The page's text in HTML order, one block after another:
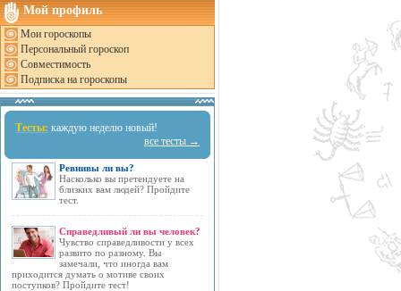
Мой профиль
Мои гороскопы
Персональный гороскоп
Совместимость
Подписка на гороскопы
Тесты: каждую неделю новый!
все тесты →
Ревнивы ли вы?
Насколько вы претендуете на
близких вам людей? Пройдите
тест.
Справедливый ли вы человек?
Чувство справедливости у всех
развито по разному. Вы
замечали, что иногда вам
приходится думать о мотиве своих
поступков? Пройдите тест!